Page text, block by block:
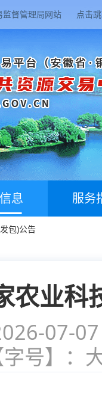
督管理局网站 点击
息 服务
包)公告
农业科
07-07
字号】：